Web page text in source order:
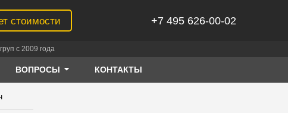
стоимости +7 495 626-00-02
с 2009 года
ВОПРОСЫ КОНТАКТЫ